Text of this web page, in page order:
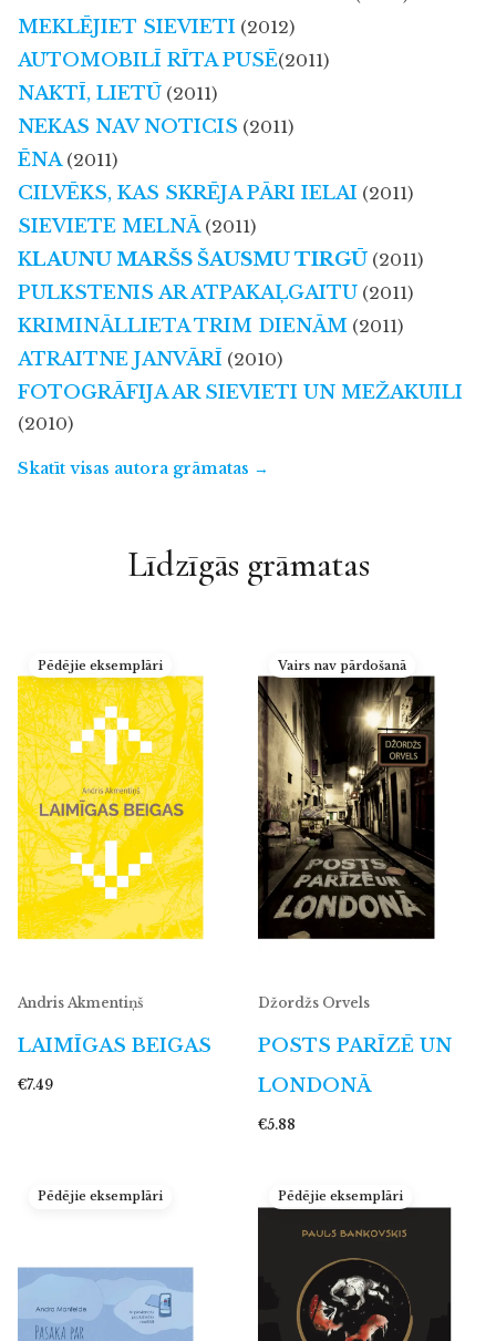
MEKLĒJIET SIEVIETI (2012)
AUTOMOBILĪ RĪTA PUSĒ(2011)
NAKTĪ, LIETŪ (2011)
NEKAS NAV NOTICIS (2011)
ĒNA (2011)
CILVĒKS, KAS SKRĒJA PĀRI IELAI (2011)
SIEVIETE MELNĀ(2011)
KLAUNU MARŠS ŠAUSMU TIRGŪ (2011)
PULKSTENIS AR ATPAKAĻGAITU (2011)
KRIMINĀLLIETA TRIM DIENĀM (2011)
ATRAITNE JANVĀRĪ (2010)
FOTOGRĀFIJA AR SIEVIETI UN MEŽAKUILI
(2010)
Skatīt visas autora grāmatas →
Līdzīgās grāmatas
Pēdējie eksemplāri
Andris Akmentiņš
LAIMĪGAS BEIGAS
€7.49
Vairs nav pārdošanā
Džordžs Orvels
POSTS PARĪZĒ UN
LONDONĀ
€5.88
Pēdējie eksemplāri Pēdējie eksemplāri